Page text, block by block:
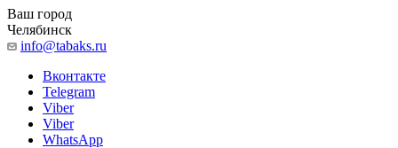
Ваш город
Челябинск
info@tabaks.ru
Вконтакте
Telegram
Viber
Viber
WhatsApp